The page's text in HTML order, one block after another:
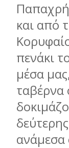
και από
πενάκι
μέσα
ταβέρνα
ανάμεσα